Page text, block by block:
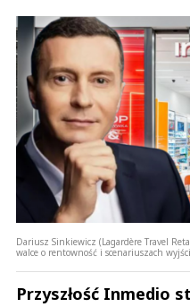
Dariusz Sinkiewicz (Lagardère Travel
walce o rentowność i scenariuszach
Przyszłość Inmedio